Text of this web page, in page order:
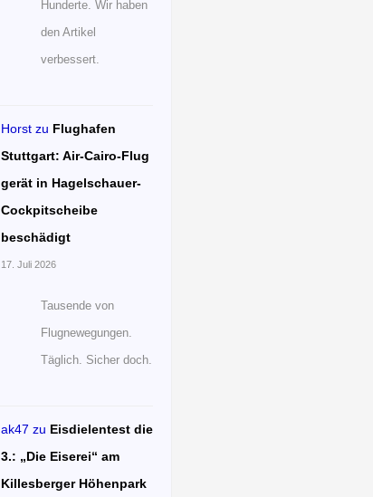
Hunderte. Wir haben
den Artikel
verbessert.
Horstzu Flughafen
Stuttgart: Air-Cairo-Flug
gerät in Hagelschauer-
Cockpitscheibe
beschädigt
17. Juli 2026
Tausende von
Flugnewegungen.
Täglich. Sicher doch.
ak47 zu Eisdielentest die
3.: „Die Eiserei“ am
Killesberger Höhenpark